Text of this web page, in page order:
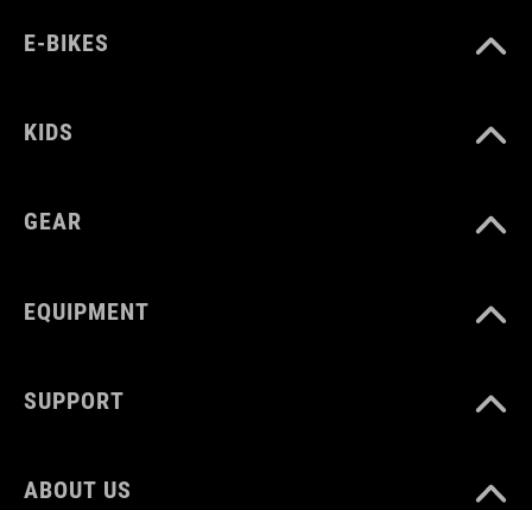
E-BIKES
KIDS
GEAR
EQUIPMENT
SUPPORT
ABOUT US